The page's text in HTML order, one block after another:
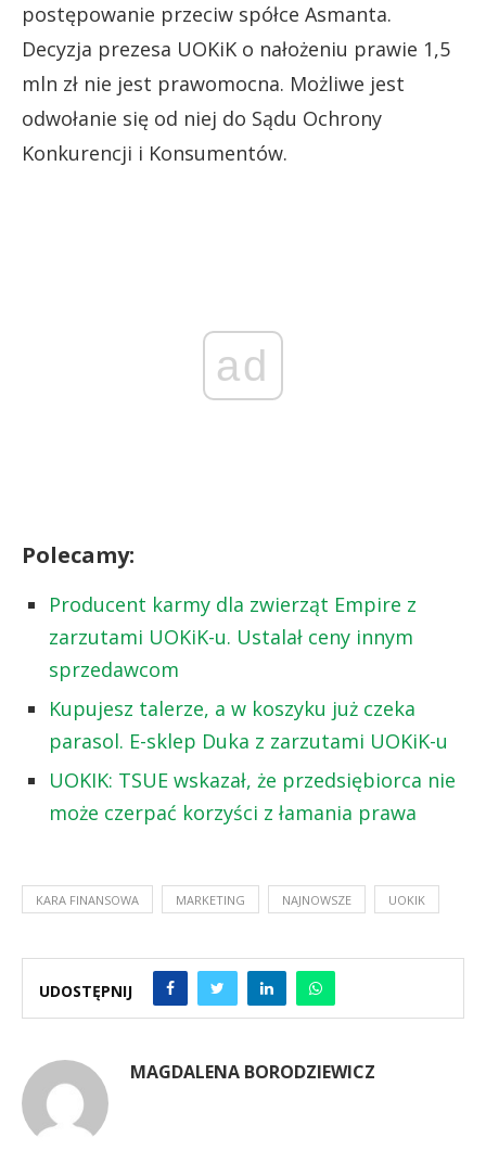
postępowanie przeciw spółce Asmanta.
Decyzja prezesa UOKiK o nałożeniu prawie 1,5
mln zł nie jest prawomocna. Możliwe jest
odwołanie się od niej do Sądu Ochrony
Konkurencji i Konsumentów.
ad
Polecamy:
Producent karmy dla zwierząt Empire z
zarzutami UOKiK-u. Ustalał ceny innym
sprzedawcom
Kupujesz talerze, a w koszyku już czeka
parasol. E-sklep Duka z zarzutami UOKiK-u
UOKIK: TSUE wskazał, że przedsiębiorca nie
może czerpać korzyści z łamania prawa
KARA FINANSOWA MARKETING NAJNOWSZE UOKIK
UDOSTĘPNIJ
MAGDALENA BORODZIEWICZ